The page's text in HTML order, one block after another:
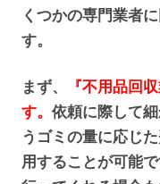
くつかの専門業者
す。
まず、
『不用品回
す。 依頼に際して
うゴミの量に応じ
用することが可能